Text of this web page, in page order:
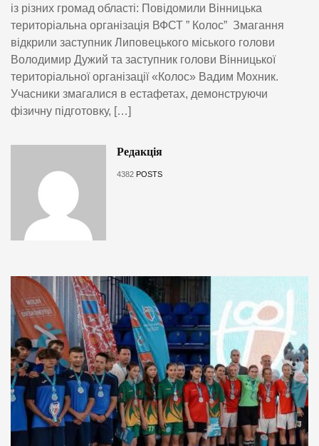
із різних громад області: Повідомили Вінницька
територіальна організація ВФСТ ” Колос” Змагання
відкрили заступник Липовецького міського голови
Володимир Дужий та заступник голови Вінницької
територіальної організації «Колос» Вадим Мохник.
Учасники змагалися в естафетах, демонструючи
фізичну підготовку, […]
Редакція
4382 POSTS